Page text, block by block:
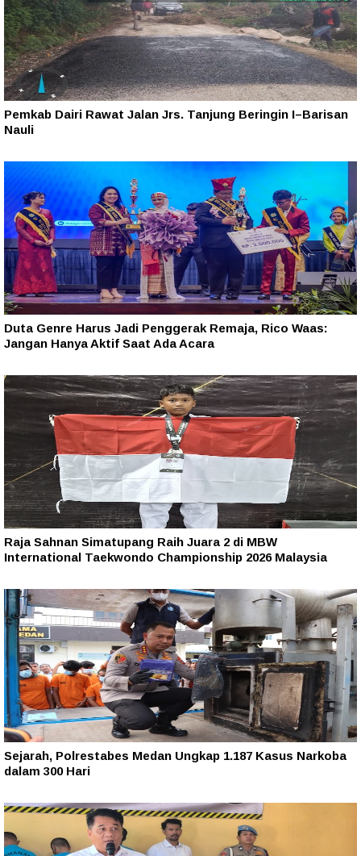
Pemkab Dairi Rawat Jalan Jrs. Tanjung Beringin I–Barisan
Nauli
Duta Genre Harus Jadi Penggerak Remaja, Rico Waas:
Jangan Hanya Aktif Saat Ada Acara
Raja Sahnan Simatupang Raih Juara 2 di MBW
International Taekwondo Championship 2026 Malaysia
Sejarah, Polrestabes Medan Ungkap 1.187 Kasus Narkoba
dalam 300 Hari